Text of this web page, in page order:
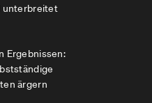
unterbreitet
Ergebnissen:
ärgern